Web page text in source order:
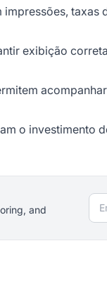
impressões,
exibição
o investimento
and